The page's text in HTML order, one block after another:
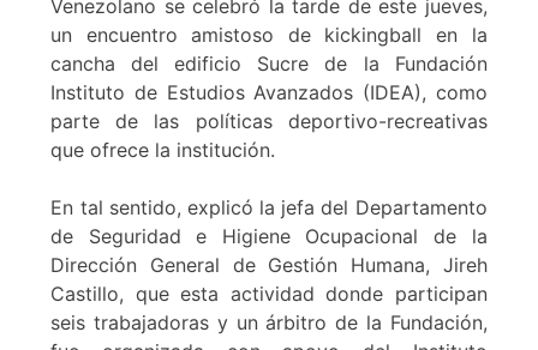
Venezolano se celebró la tarde de este jueves,
un encuentro amistoso de kickingball en la
cancha del edificio Sucre de la Fundación
Instituto de Estudios Avanzados (IDEA), como
parte de las políticas deportivo-recreativas
que ofrece la institución.
En tal sentido, explicó la jefa del Departamento
de Seguridad e Higiene Ocupacional de la
Dirección General de Gestión Humana, Jireh
Castillo, que esta actividad donde participan
seis trabajadoras y un árbitro de la Fundación,